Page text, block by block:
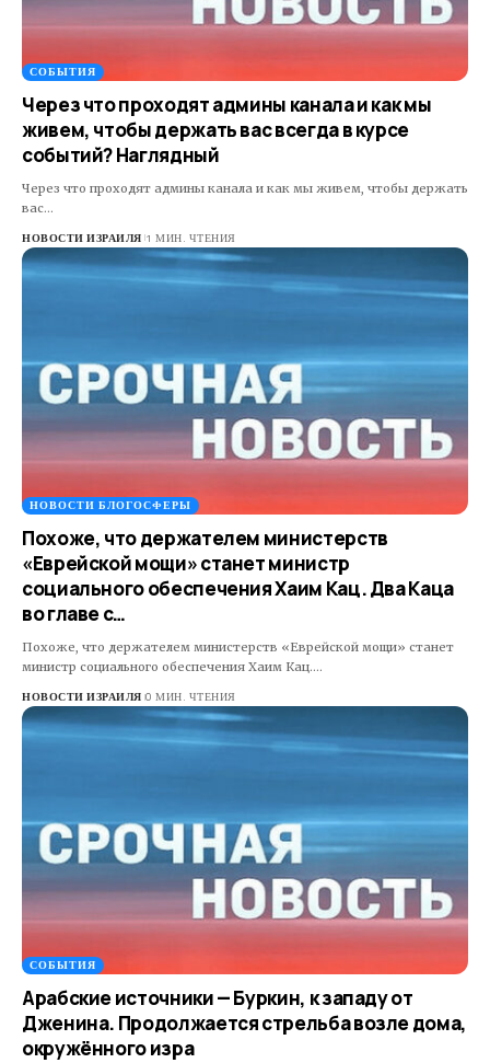
СОБЫТИЯ
Через что проходят админы канала и как мы
живем, чтобы держать вас всегда в курсе
событий? Наглядный
Через что проходят админы канала и как мы живем, чтобы держать
вас…
НОВОСТИ ИЗРАИЛЯ 1 МИН. ЧТЕНИЯ
НОВОСТИ БЛОГОСФЕРЫ
Похоже, что держателем министерств
«Еврейской мощи» станет министр
социального обеспечения Хаим Кац. Два Каца
во главе с…
Похоже, что держателем министерств «Еврейской мощи» станет
министр социального обеспечения Хаим Кац.…
НОВОСТИ ИЗРАИЛЯ 0 МИН. ЧТЕНИЯ
СОБЫТИЯ
Арабские источники — Буркин, к западу от
Дженина. Продолжается стрельба возле дома,
окружённого изра